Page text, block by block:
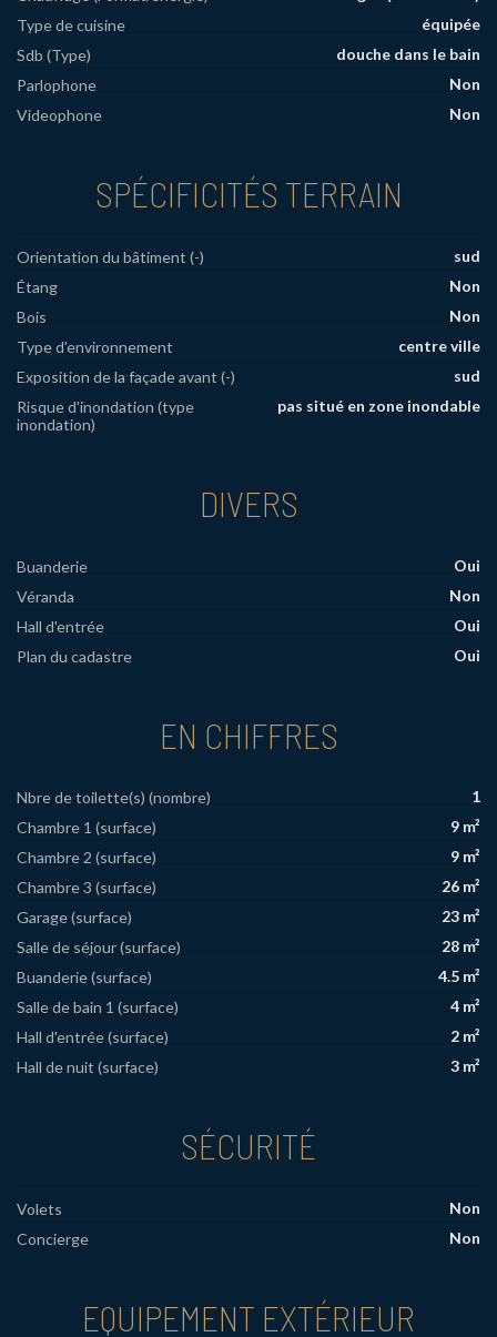
Type de cuisine
équipée
Sdb (Type)
douche dans le bain
Parlophone
Non
Videophone
Non
SPÉCIFICITÉS TERRAIN
Orientation du bâtiment (-)
sud
Étang
Non
Bois
Non
Type d'environnement
centre ville
Exposition de la façade avant (-)
sud
Risque d'inondation (type
inondation)
pas situé en zone inondable
DIVERS
Buanderie
Oui
Véranda
Non
Hall d'entrée
Oui
Plan du cadastre
Oui
EN CHIFFRES
Nbre de toilette(s) (nombre)
1
Chambre 1 (surface)
9 m²
Chambre 2 (surface)
9 m²
Chambre 3 (surface)
26 m²
Garage (surface)
23 m²
Salle de séjour (surface)
28 m²
Buanderie (surface)
4.5 m²
Salle de bain 1 (surface)
4 m²
Hall d'entrée (surface)
2 m²
Hall de nuit (surface)
3 m²
SÉCURITÉ
Volets
Non
Concierge
Non
EQUIPEMENT EXTÉRIEUR